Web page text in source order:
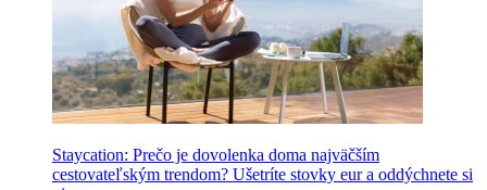
Staycation: Prečo je dovolenka doma najväčším
cestovateľským trendom? Ušetríte stovky eur a oddýchnete si